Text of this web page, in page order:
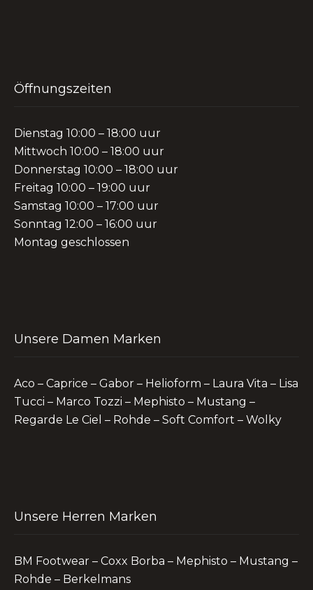
Öffnungszeiten
Dienstag 10:00 – 18:00 uur
Mittwoch 10:00 – 18:00 uur
Donnerstag 10:00 – 18:00 uur
Freitag 10:00 – 19:00 uur
Samstag 10:00 – 17:00 uur
Sonntag 12:00 – 16:00 uur
Montag geschlossen
Unsere Damen Marken
Aco – Caprice – Gabor – Helioform – Laura Vita – Lisa
Tucci – Marco Tozzi – Mephisto – Mustang –
Regarde Le Ciel – Rohde – Soft Comfort – Wolky
Unsere Herren Marken
BM Footwear – Coxx Borba – Mephisto – Mustang –
Rohde – Berkelmans